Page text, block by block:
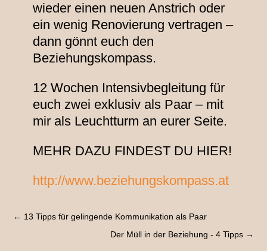
wieder einen neuen Anstrich oder
ein wenig Renovierung vertragen –
dann gönnt euch den
Beziehungskompass.
12 Wochen Intensivbegleitung für
euch zwei exklusiv als Paar – mit
mir als Leuchtturm an eurer Seite.
MEHR DAZU FINDEST DU HIER!
http://www.beziehungskompass.at
← 13 Tipps für gelingende Kommunikation als Paar
Der Müll in der Beziehung - 4 Tipps→